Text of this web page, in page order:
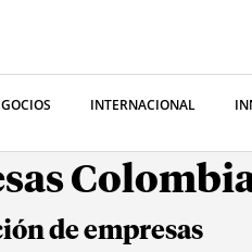
INTERNACIONAL
de empresas